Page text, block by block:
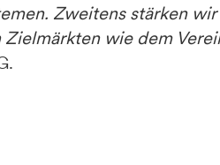
Zweitens stärken
Zielmärkten wie dem